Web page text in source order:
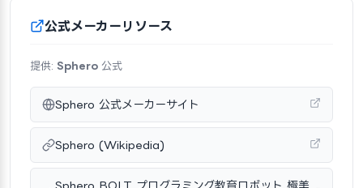
公式メーカーリソース
提供: Sphero 公式
Sphero 公式メーカーサイト
Sphero (Wikipedia)
Sphero BOLT プログラミング教育ロボット 極美